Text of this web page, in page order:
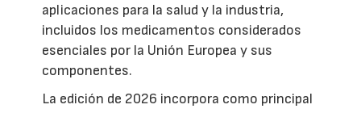
aplicaciones para la salud y la industria,
incluidos los medicamentos considerados
esenciales por la Unión Europea y sus
componentes.
La edición de 2026 incorpora como principal